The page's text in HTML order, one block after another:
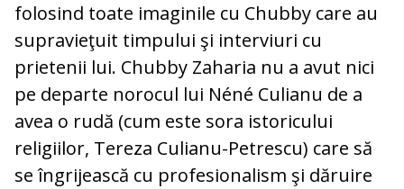
folosind toate imaginile cu Chubby care au
supravieţuit timpului şi interviuri cu
prietenii lui. Chubby Zaharia nu a avut nici
pe departe norocul lui Néné Culianu de a
avea o rudă (cum este sora istoricului
religiilor, Tereza Culianu-Petrescu) care să
se îngrijească cu profesionalism şi dă­ruire